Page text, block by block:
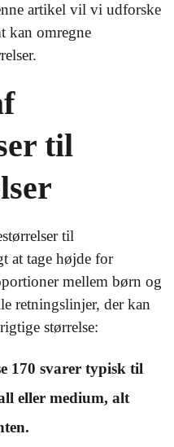
artikel vil vi udforske
kan omregne
til
til
at tage højde for
mellem børn og
retningslinjer, der kan
størrelse:
170 svarer typisk til
eller medium, alt